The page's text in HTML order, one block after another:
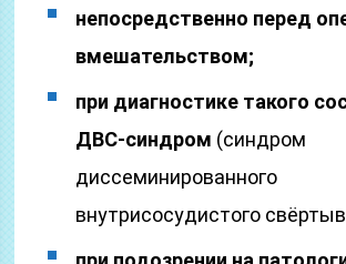
непосредственно перед
вмешательством;
при диагностике такого
ДВС-синдром (синдром
диссеминированного
внутрисосудистого